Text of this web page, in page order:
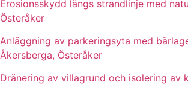
Erosionsskydd längs strandlinje med
Österåker
Anläggning av parkeringsyta med
Åkersberga, Österåker
Dränering av villagrund och isolering av